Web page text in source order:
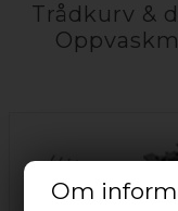
Om
Trådkurv &